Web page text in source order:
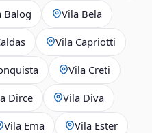
Balog Vila Bela
Vila Capriotti
Vila Creti
Dirce Vila Diva
Vila Ema Vila Ester